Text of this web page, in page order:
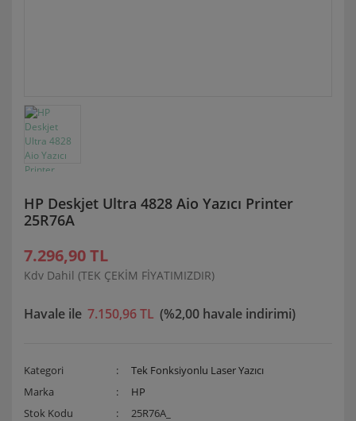
HP Deskjet Ultra 4828 Aio Yazıcı Printer
25R76A
7.296,90 TL
Kdv Dahil (TEK ÇEKİM FİYATIMIZDIR)
Havale ile 7.150,96 TL (%2,00 havale indirimi)
Kategori
Tek Fonksiyonlu Laser Yazıcı
Marka
HP
Stok Kodu
25R76A_